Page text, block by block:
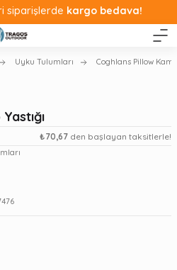
siparişlerde kargo bedava!
Uyku Tulumları Coghlans Pillow
₺70,67 den başlayan taksitlerle!